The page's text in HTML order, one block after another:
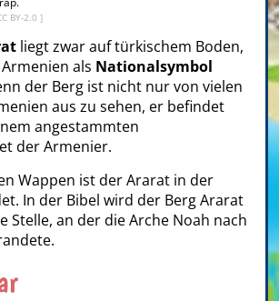
BY-2.0 ]
liegt zwar auf türkischem Boden,
als Nationalsymbol
der Berg ist nicht nur von vielen
aus zu sehen, er befindet
angestammten
der Armenier.
Wappen ist der Ararat in der
In der Bibel wird der Berg Ararat
Stelle, an der die Arche Noah nach